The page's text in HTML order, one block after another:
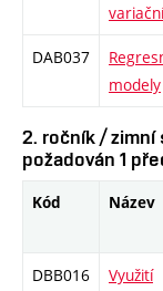
DAB037
modely
2. ročník /
požadován 1
Kód Název
DBB016
Využití